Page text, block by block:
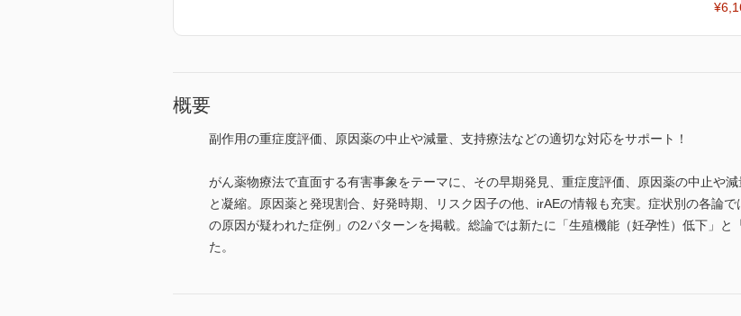
概要
副作用の重症度評価、原因薬の中止や減量、支持療法などの適切な対応をサポート！
がん薬物療法で直面する有害事象をテーマに、その早期発見、重症度評価、原因薬の中止や
と凝縮。原因薬と発現割合、好発時期、リスク因子の他、irAEの情報も充実。症状別の各論
の原因が疑われた症例」の2パターンを掲載。総論では新たに「生殖機能（妊孕性）低下」と
た。